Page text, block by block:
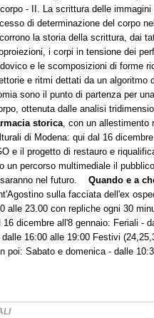
- II. La scrittura delle immagini
di determinazione del corpo
la storia della scrittura, dai
i corpi in tensione dei
e le scomposizioni di forme
e ritmi dettati da un algoritmo
sono il punto di partenza per
ottenuta dalle analisi
storica, con un allestimento
di Modena: qui dal 16
e il progetto di restauro e
un percorso multimediale il
saranno nel futuro. Quando e a
sulla facciata dell'ex
alle 23.00 con repliche ogni 30
dicembre all'8 gennaio: Feriali -
16:00 alle 19:00 Festivi
poi: Sabato e domenica - dalle